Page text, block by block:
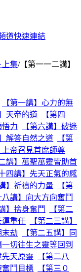
道快速連結
上集/【第一一二講】
【第一講】心力的無
天帝的道
【第四
悟力
【第六講】破迷
解答自然之道
【第
帝召見首席師尊
講】萬聖萬靈皆助首
四講】先天正氣的感
】祈禱的力量
【第
八講】向大方向奮鬥
】捨身奮鬥
【第二
運重任
【第二三講】
末劫
【第二五講】同
切往生之靈等回到
先天原靈
【第二八
奮鬥目標
【第三０